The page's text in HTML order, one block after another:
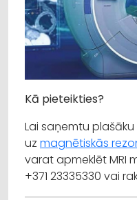
Kā pieteikties?
Lai saņemtu
uz magnētiskās
varat apmeklēt MRI
+371 23335330 vai